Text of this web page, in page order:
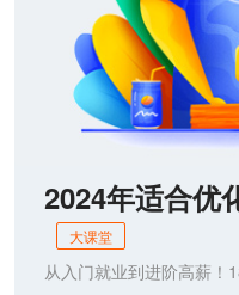
2024年适合优
大课堂
从入门就业到进阶高薪！